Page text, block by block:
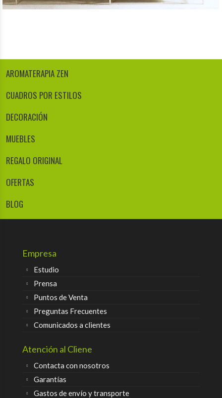
AROMATERAPIA ZEN
CUADROS POR ESTILOS
DECORACIÓN
MUEBLES
REGALO ORIGINAL
OFERTAS
BLOG
Empresa
Estudio
Prensa
Puntos de Venta
Preguntas Frecuentes
Comunicados a clientes
Atención al Cliene
Contacta con nosotros
Garantías
Gastos de envío y transporte